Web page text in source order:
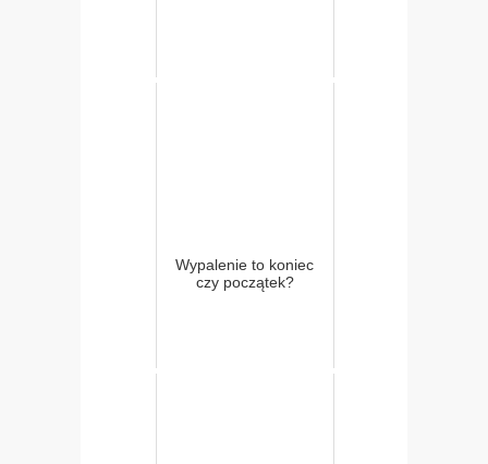
Wypalenie to koniec
czy początek?